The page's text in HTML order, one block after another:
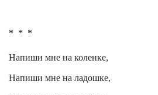
* * *
Напиши мне на коленке,
Напиши мне на ладошке,